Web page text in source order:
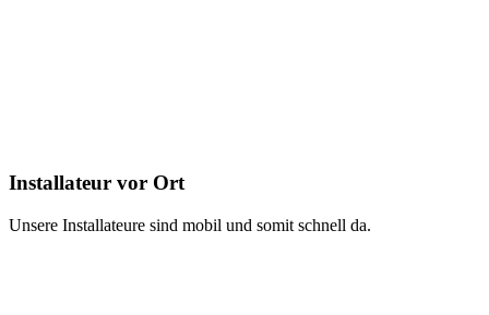
Installateur vor Ort
Unsere Installateure sind mobil und somit schnell da.